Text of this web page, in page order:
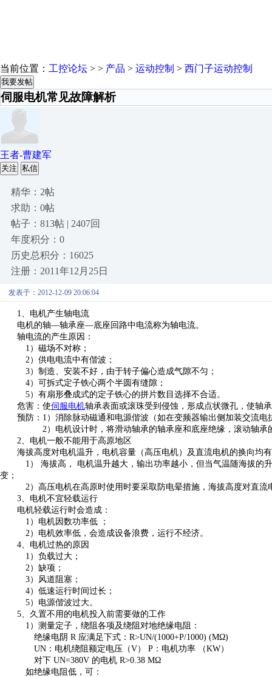
当前位置： 工控论坛 > > 产品 > 运动控制 > 西门子运动控制
我要发帖
伺服电机常见故障解析
王者-曹建军
关注 私信
精华：2帖
求助：0帖
帖子：813帖 | 2407回
年度积分：0
历史总积分：16025
注册：2011年12月25日
发表于：2012-12-09 20:06:04
1、电机产生轴电流
电机的轴—轴承座—底座回路中电流称为轴电流。
轴电流的产生原因：
1）磁场不对称；
2）供电电流中有偕波；
3）制造、安装不好，由于转子偏心造成气隙不匀；
4）可拆式定子铁心两个半圆有缝隙；
5）有扇形叠成式的定子铁心的拼片数目选择不合适。
危害：使伺服电机轴承表面或滚珠受到侵蚀，形成点状微孔，使轴
预防：1）消除脉动磁通和电源偕波（如在变频器输出侧加装交流电
2）电机设计时，将滑动轴承的轴承座和底座绝缘，滚动轴承
2、电机一般不能用于高原地区
海拔高度对电机温升，电机容量（高压电机）及直流电机的换向均
1） 海拔高， 电机温升越大，输出功率越小，但当气温随海拔的
变；
2）高压电机在高原时使用时要采取防电晕措施，海拔高度对直流
3、电机不宜轻载运行
电机轻载运行时会造成：
1）电机因数功率低 ；
2）电机效率低，会造成设备浪费，运行不经济。
4、电机过热的原因
1）负载过大；
2）缺项；
3）风道阻塞；
4）低速运行时间过长；
5）电源偕波过大。
5、久置不用的电机投入前需要做的工作
1）测量定子，绕阻各项及绕阻对地绝缘电阻：
绝缘电阴 R 应满足下式：R>UN/(1000+P/1000) (MΩ)
UN：电机绕阻额定电压（V） P：电机功率 （KW）
对下 UN=380V 的电机 R>0.38 MΩ
如绝缘电阻低，可：